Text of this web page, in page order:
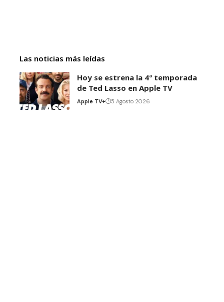
Las noticias más leídas
Hoy se estrena la 4ª temporada
de Ted Lasso en Apple TV
Apple TV+ 5 Agosto 2026